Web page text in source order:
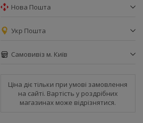
Нова Пошта
Укр Пошта
Самовивіз м. Київ
Ціна діє тільки при умові замовлення
на сайті. Вартість у роздрібних
магазинах може відрізнятися.